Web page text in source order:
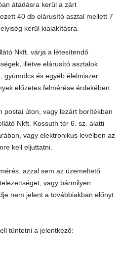
átadásra kerül a zárt
40 db elárusító asztal mellett 7
kerül kialakításra.
Nkft. várja a létesítendő
illetve elárusító asztalok
gyümölcs és egyéb élelmiszer
előzetes felmérése érdekében.
postai úton, vagy lezárt borítékban
Nkft. Kossuth tér 6. sz. alatti
vagy elektronikus levélben az
kell eljuttatni.
azzal sem az üzemeltető
vagy bármilyen
nem jelent a továbbiakban előnyt
tüntetni a jelentkező: